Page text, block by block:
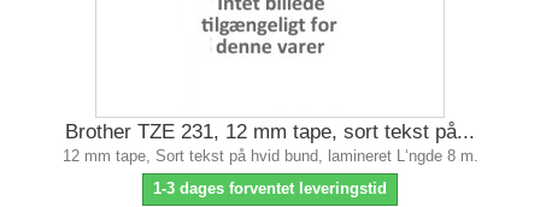
Brother TZE 231, 12 mm tape, sort tekst på...
12 mm tape, Sort tekst på hvid bund, lamineret L‘ngde 8 m.
1-3 dages forventet leveringstid